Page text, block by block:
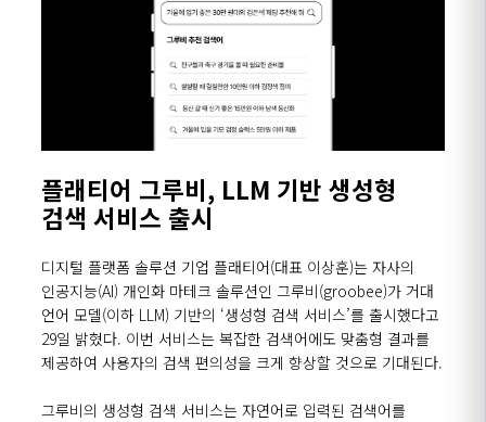
플래티어 그루비, LLM 기반 생성형
검색 서비스 출시
디지털 플랫폼 솔루션 기업 플래티어(대표 이상훈)는 자사의
인공지능(AI) 개인화 마테크 솔루션인 그루비(groobee)가 거대
언어 모델(이하 LLM) 기반의 ‘생성형 검색 서비스’를 출시했다고
29일 밝혔다. 이번 서비스는 복잡한 검색어에도 맞춤형 결과를
제공하여 사용자의 검색 편의성을 크게 향상할 것으로 기대된다.
그루비의 생성형 검색 서비스는 자연어로 입력된 검색어를